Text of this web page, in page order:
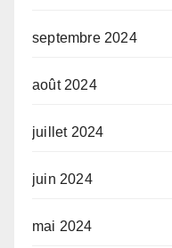
septembre 2024
août 2024
juillet 2024
juin 2024
mai 2024